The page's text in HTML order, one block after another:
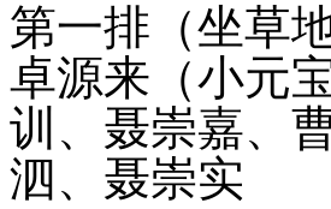
第一排（坐草
卓源来（小元
训、聂崇嘉、
泗、聂崇实